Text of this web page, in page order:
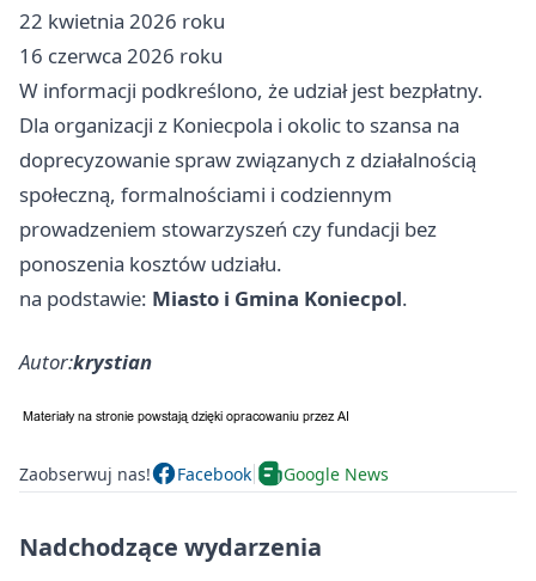
22 kwietnia 2026 roku
16 czerwca 2026 roku
W informacji podkreślono, że udział jest bezpłatny.
Dla organizacji z Koniecpola i okolic to szansa na
doprecyzowanie spraw związanych z działalnością
społeczną, formalnościami i codziennym
prowadzeniem stowarzyszeń czy fundacji bez
ponoszenia kosztów udziału.
na podstawie: Miasto i Gmina Koniecpol.
Autor:krystian
Zaobserwuj nas! Facebook Google News
Nadchodzące wydarzenia